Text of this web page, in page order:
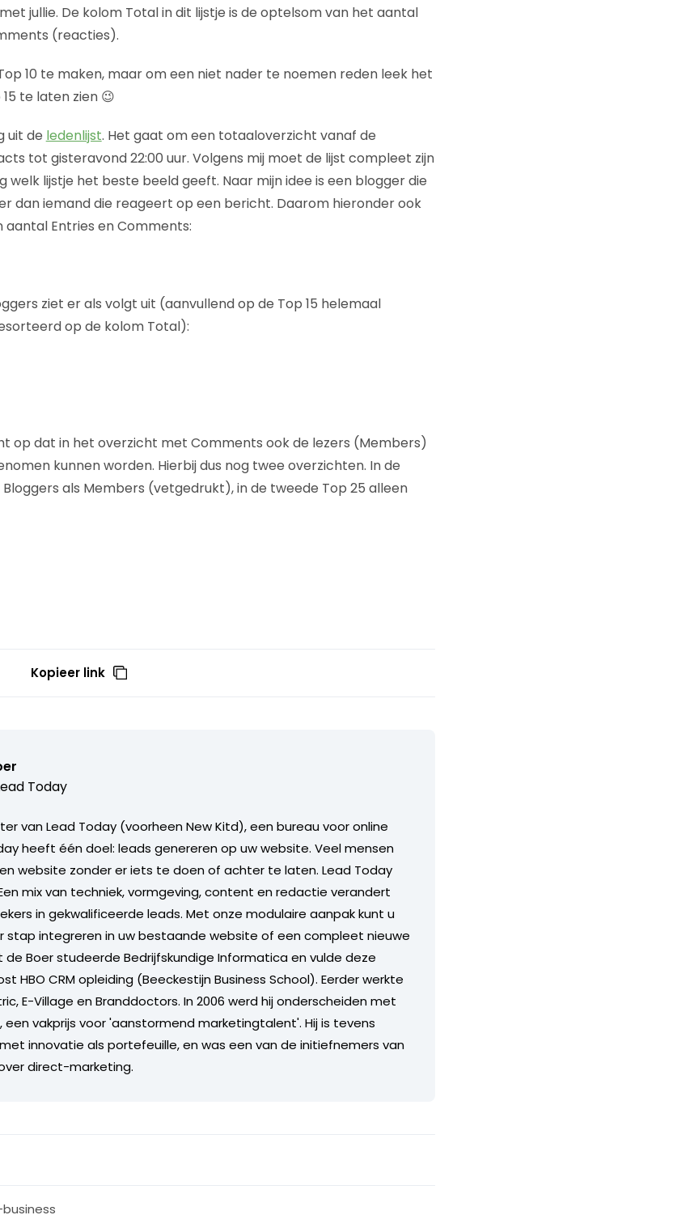
jullie. De kolom Total in dit lijstje is de optelsom van het aantal
(reacties).
10 te maken, maar om een niet nader te noemen reden leek het
te laten zien 😉
uit de ledenlijst. Het gaat om een totaaloverzicht vanaf de
tot gisteravond 22:00 uur. Volgens mij moet de lijst compleet zijn
welk lijstje het beste beeld geeft. Naar mijn idee is een blogger die
dan iemand die reageert op een bericht. Daarom hieronder ook
aantal Entries en Comments:
ziet er als volgt uit (aanvullend op de Top 15 helemaal
op de kolom Total):
op dat in het overzicht met Comments ook de lezers (Members)
kunnen worden. Hierbij dus nog twee overzichten. In de
als Members (vetgedrukt), in de tweede Top 25 alleen
Kopieer link
Today
van Lead Today (voorheen New Kitd), een bureau voor online
heeft één doel: leads genereren op uw website. Veel mensen
website zonder er iets te doen of achter te laten. Lead Today
mix van techniek, vormgeving, content en redactie verandert
in gekwalificeerde leads. Met onze modulaire aanpak kunt u
stap integreren in uw bestaande website of een compleet nieuwe
Boer studeerde Bedrijfskundige Informatica en vulde deze
HBO CRM opleiding (Beeckestijn Business School). Eerder werkte
E-Village en Branddoctors. In 2006 werd hij onderscheiden met
een vakprijs voor 'aanstormend marketingtalent'. Hij is tevens
innovatie als portefeuille, en was een van de initiefnemers van
direct-marketing.